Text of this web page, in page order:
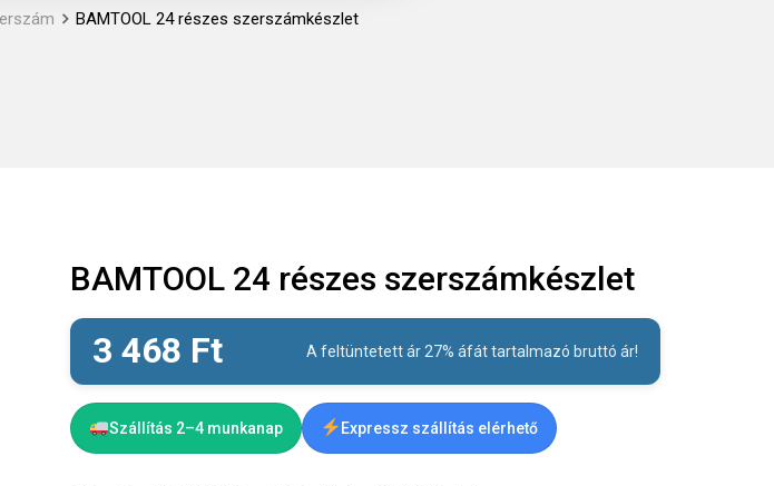
BAMTOOL 24 részes szerszámkészlet
BAMTOOL 24 részes szerszámkészlet
3 468 Ft A feltüntetett ár 27% áfát tartalmazó bruttó ár!
Szállítás 2–4 munkanap Expressz szállítás elérhető